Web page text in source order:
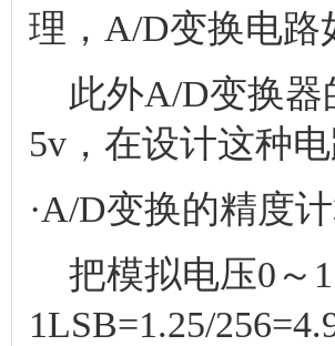
理，A/D变换电路
此外A/D变换器
5v，在设计这种
·A/D变换的精度
把模拟电压0～
1LSB=1.25/